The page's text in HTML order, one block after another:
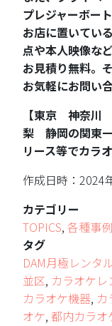
プレジャーボー
お店に置いてい
点や本人映像な
お見積り無料。
お気軽にお問い
【東京 神奈
梨 静岡の関東
リース等でカラ
作成日時：2024
カテゴリー
TOPICS, 各種事例
タグ
DAM月極レンタ
並区, カラオケレ
カラオケ機器, カ
オケ, 都内カラオ